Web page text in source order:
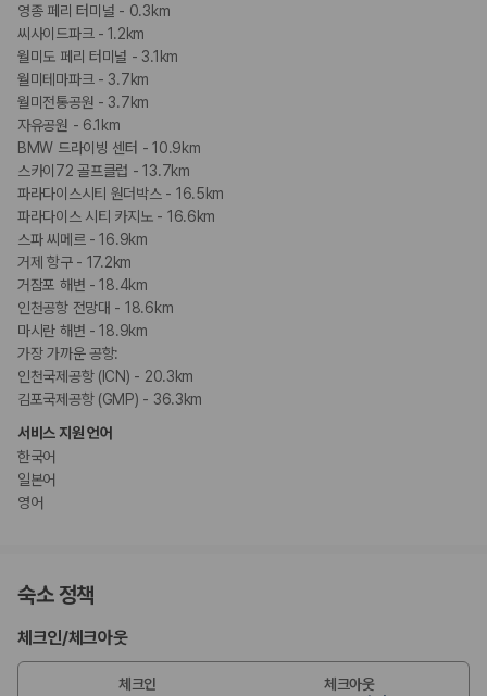
영종 페리 터미널 - 0.3km
씨사이드파크 - 1.2km
월미도 페리 터미널 - 3.1km
월미테마파크 - 3.7km
월미전통공원 - 3.7km
자유공원 - 6.1km
BMW 드라이빙 센터 - 10.9km
스카이72 골프클럽 - 13.7km
파라다이스시티 원더박스 - 16.5km
파라다이스 시티 카지노 - 16.6km
스파 씨메르 - 16.9km
거제 항구 - 17.2km
거잠포 해변 - 18.4km
인천공항 전망대 - 18.6km
마시란 해변 - 18.9km
가장 가까운 공항:
인천국제공항 (ICN) - 20.3km
김포국제공항 (GMP) - 36.3km
서비스 지원 언어
한국어
일본어
영어
숙소 정책
체크인/체크아웃
체크인 체크아웃